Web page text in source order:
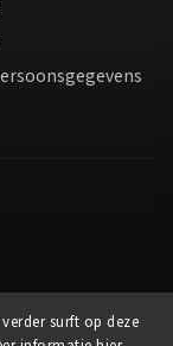
surft op deze